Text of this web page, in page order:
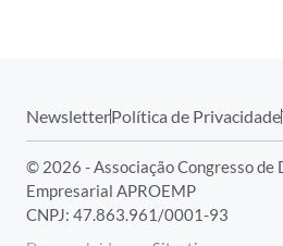
NewsletterPolítica de Privacidade
© 2026 - Associação Congresso de
Empresarial APROEMP
CNPJ: 47.863.961/0001-93